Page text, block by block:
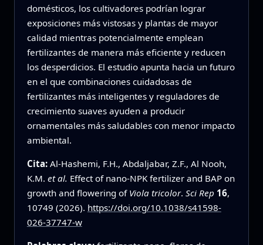
domésticos, los cultivadores podrían lograr
exposiciones más vistosas y plantas de mayor
calidad mientras potencialmente emplean
fertilizantes de manera más eficiente y reducen
los desperdicios. El estudio apunta hacia un futuro
en el que combinaciones cuidadosas de
fertilizantes más inteligentes y reguladores de
crecimiento suaves ayuden a producir
ornamentales más saludables con menor impacto
ambiental.
Cita: Al-Hashemi, F.H., Abdaljabar, Z.F., Al Nooh,
K.M. et al. Effect of nano-NPK fertilizer and BAP on
growth and flowering of Viola tricolor. Sci Rep 16,
10749 (2026). https://doi.org/10.1038/s41598-
026-37747-w